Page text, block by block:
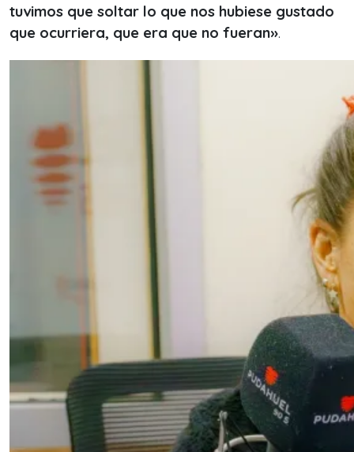
tuvimos que soltar lo que nos hubiese gustado
que ocurriera, que era que no fueran».